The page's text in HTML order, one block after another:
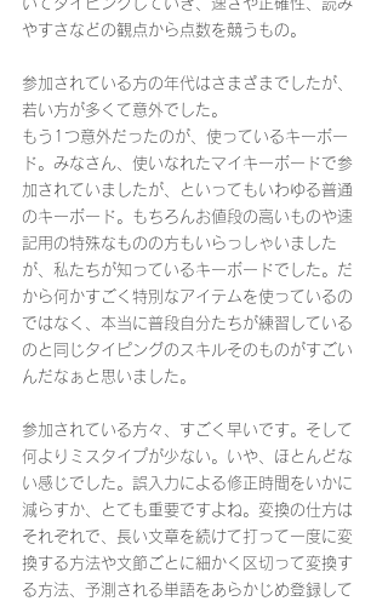
やすさなどの観点から点数を競うもの。
参加されている方の年代はさまざまでしたが、
若い方が多くて意外でした。
もう1つ意外だったのが、使っているキーボー
ド。みなさん、使いなれたマイキーボードで参
加されていましたが、といってもいわゆる普通
のキーボード。もちろんお値段の高いものや速
記用の特殊なものの方もいらっしゃいました
が、私たちが知っているキーボードでした。だ
から何かすごく特別なアイテムを使っているの
ではなく、本当に普段自分たちが練習している
のと同じタイピングのスキルそのものがすごい
んだなぁと思いました。
参加されている方々、すごく早いです。そして
何よりミスタイプが少ない。いや、ほとんどな
い感じでした。誤入力による修正時間をいかに
減らすか、とても重要ですよね。変換の仕方は
それぞれで、長い文章を続けて打って一度に変
換する方法や文節ごとに細かく区切って変換す
る方法、予測される単語をあらかじめ登録して